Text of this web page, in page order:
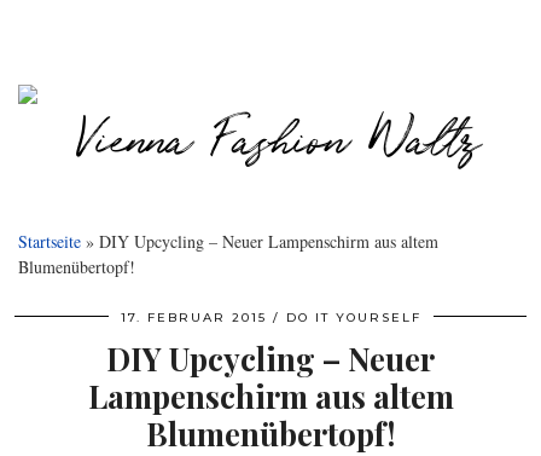
Startseite » DIY Upcycling – Neuer Lampenschirm aus altem
Blumenübertopf!
17. FEBRUAR 2015 DO IT YOURSELF
DIY Upcycling – Neuer
Lampenschirm aus altem
Blumenübertopf!